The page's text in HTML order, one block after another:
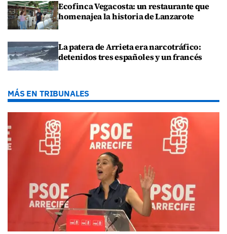
Ecofinca Vegacosta: un restaurante que
homenajea la historia de Lanzarote
La patera de Arrieta era narcotráfico:
detenidos tres españoles y un francés
MÁS EN TRIBUNALES